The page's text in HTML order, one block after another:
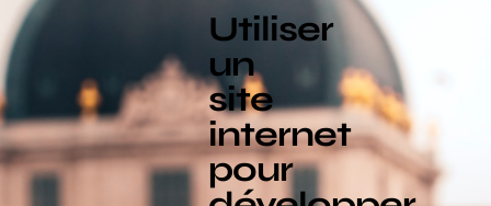
Utiliser
un
site
internet
pour